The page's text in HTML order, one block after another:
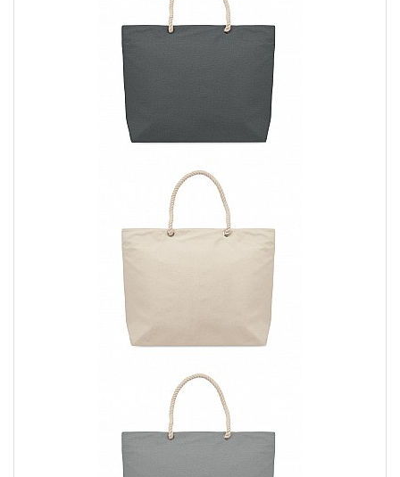
Materiali e dettagli:Scegli i materiali e i dettagli che
preferisci per la tua borsa personalizzata, come il tipo di
tessuto, le dimensioni, le tasche aggiuntive o le chiusure.
Effettua l'ordine:
Aggiungi la borsa personalizzata al
carrello e completa l'ordine seguendo le istruzioni fornite.
3. Perché scegliere Yesmarket
scelta migliore. Ecco perché dovresti considerare di acquistare
Design personalizzato:Varietà di stili:
Abbiamo una vasta selezione di stili di shopper e sacche
tra cui scegliere, in modo da trovare quella perfetta per te.
Utilizziamo tecniche di stampa
avanzate per garantire che il design sulla tua borsa sia
nitido, vivido e resistente nel tempo.
Consegna rapida:
Ci impegniamo a consegnare le tue
shopper e sacche personalizzate nel minor tempo
Non perdere l'opportunità di portare con te il tuo stile unico e di
esprimere la tua personalità con una shopper o una sacca
personalizzata. Scegli la tua borsa personalizzata e completa il
tuo look in modo originale!